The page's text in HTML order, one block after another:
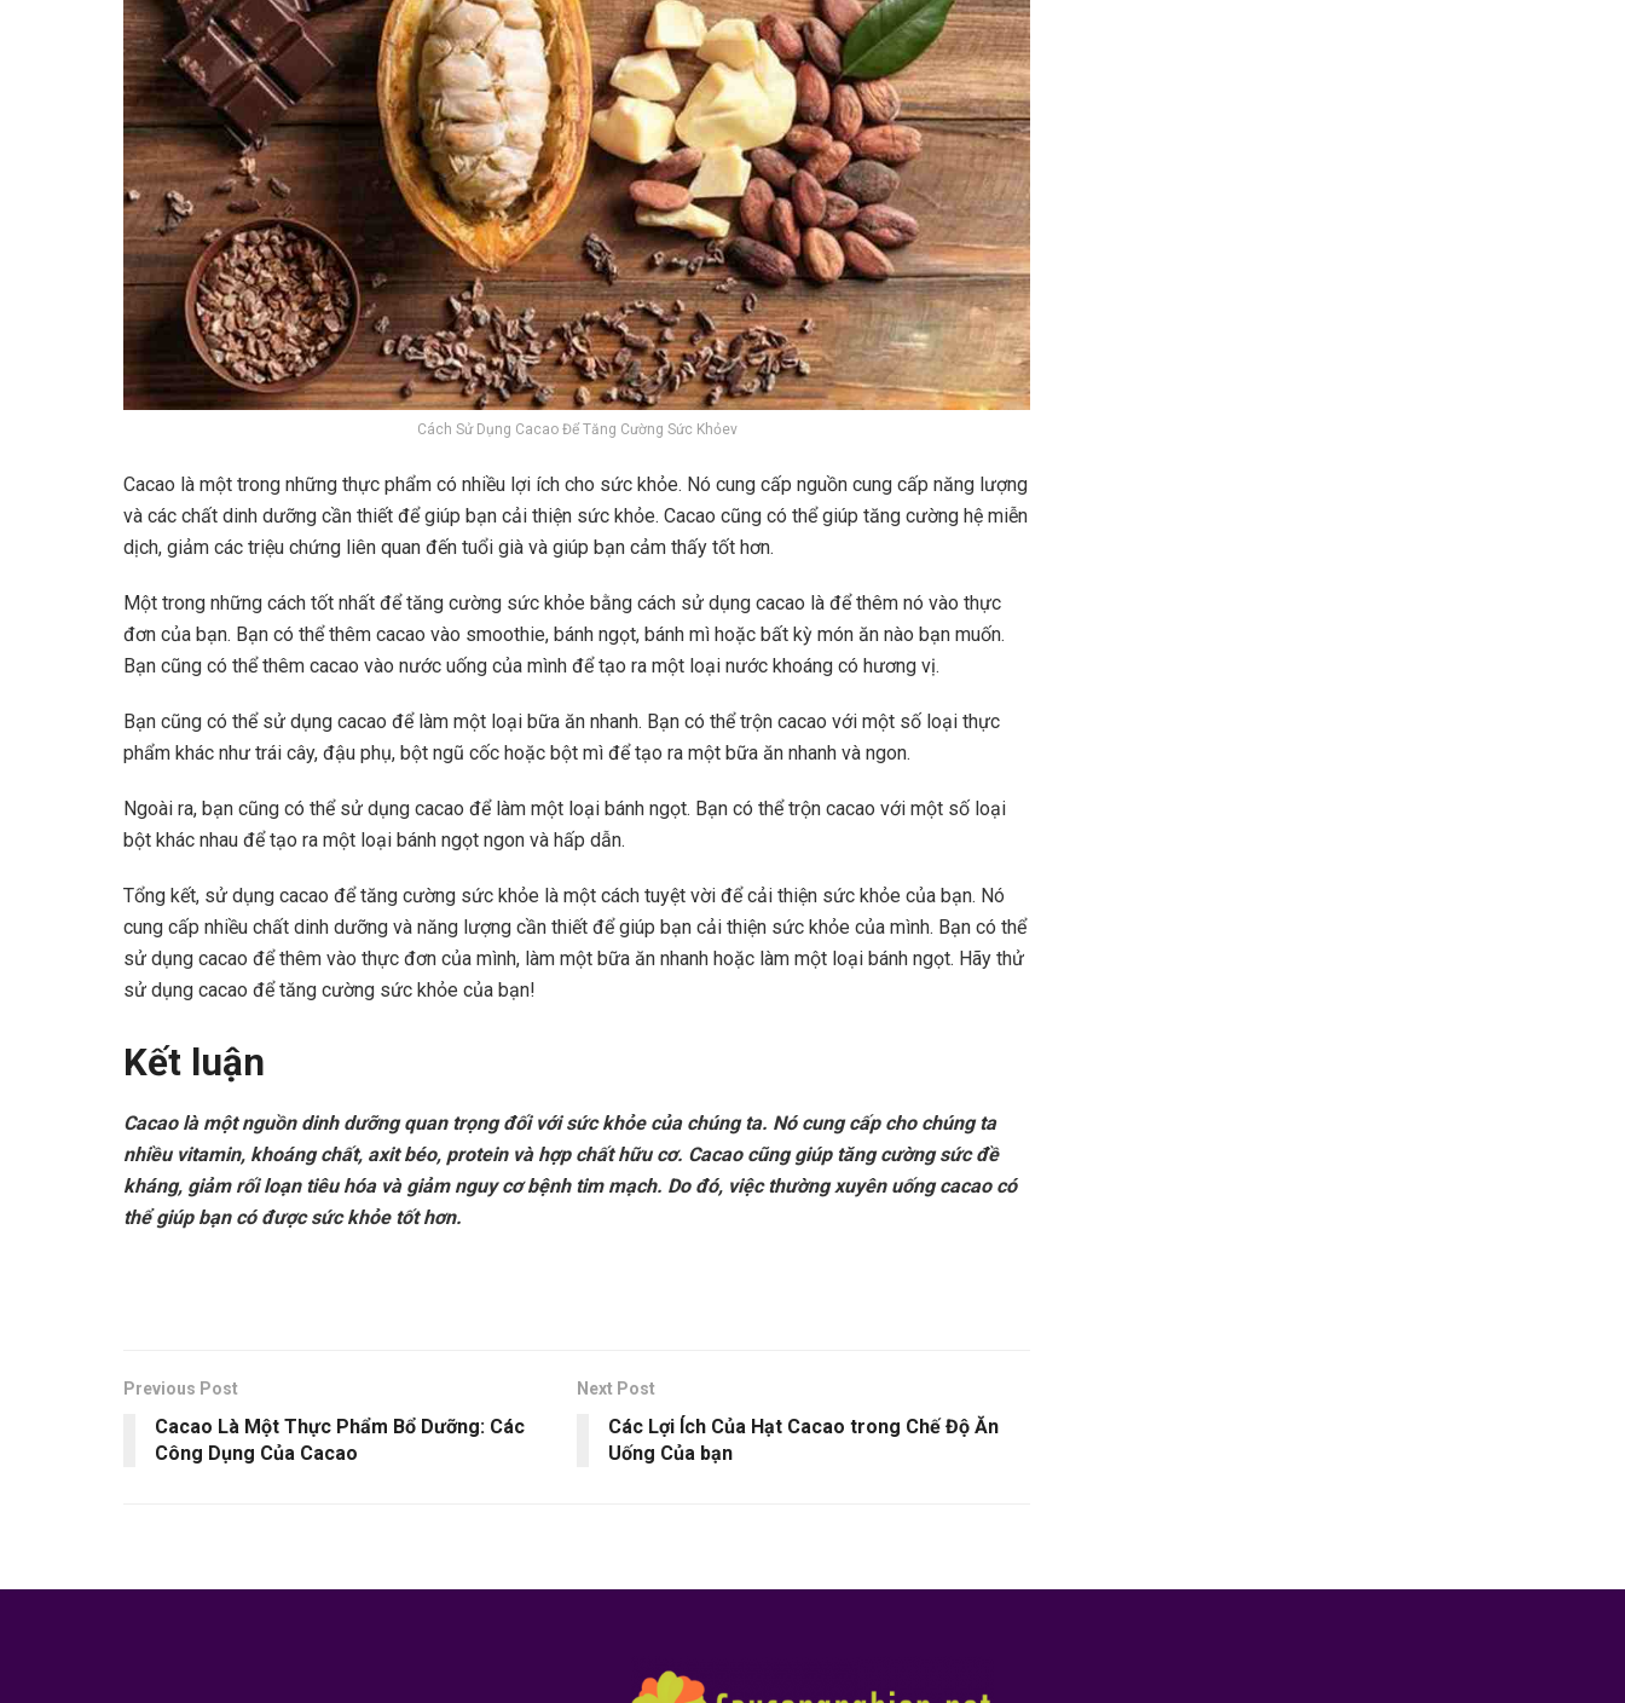
Cách Sử Dụng Cacao Để Tăng Cường Sức Khỏev
Cacao là một trong những thực phẩm có nhiều lợi ích cho sức khỏe. Nó cung cấp nguồn cung cấp năng lượng
và các chất dinh dưỡng cần thiết để giúp bạn cải thiện sức khỏe. Cacao cũng có thể giúp tăng cường hệ miễn
dịch, giảm các triệu chứng liên quan đến tuổi già và giúp bạn cảm thấy tốt hơn.
Một trong những cách tốt nhất để tăng cường sức khỏe bằng cách sử dụng cacao là để thêm nó vào thực
đơn của bạn. Bạn có thể thêm cacao vào smoothie, bánh ngọt, bánh mì hoặc bất kỳ món ăn nào bạn muốn.
Bạn cũng có thể thêm cacao vào nước uống của mình để tạo ra một loại nước khoáng có hương vị.
Bạn cũng có thể sử dụng cacao để làm một loại bữa ăn nhanh. Bạn có thể trộn cacao với một số loại thực
phẩm khác như trái cây, đậu phụ, bột ngũ cốc hoặc bột mì để tạo ra một bữa ăn nhanh và ngon.
Ngoài ra, bạn cũng có thể sử dụng cacao để làm một loại bánh ngọt. Bạn có thể trộn cacao với một số loại
bột khác nhau để tạo ra một loại bánh ngọt ngon và hấp dẫn.
Tổng kết, sử dụng cacao để tăng cường sức khỏe là một cách tuyệt vời để cải thiện sức khỏe của bạn. Nó
cung cấp nhiều chất dinh dưỡng và năng lượng cần thiết để giúp bạn cải thiện sức khỏe của mình. Bạn có thể
sử dụng cacao để thêm vào thực đơn của mình, làm một bữa ăn nhanh hoặc làm một loại bánh ngọt. Hãy thử
sử dụng cacao để tăng cường sức khỏe của bạn!
Kết luận
Cacao là một nguồn dinh dưỡng quan trọng đối với sức khỏe của chúng ta. Nó cung cấp cho chúng ta
nhiều vitamin, khoáng chất, axit béo, protein và hợp chất hữu cơ. Cacao cũng giúp tăng cường sức đề
kháng, giảm rối loạn tiêu hóa và giảm nguy cơ bệnh tim mạch. Do đó, việc thường xuyên uống cacao có
thể giúp bạn có được sức khỏe tốt hơn.
Previous Post
Cacao Là Một Thực Phẩm Bổ Dưỡng: Các
Công Dụng Của Cacao
Next Post
Các Lợi Ích Của Hạt Cacao trong Chế Độ Ăn
Uống Của bạn